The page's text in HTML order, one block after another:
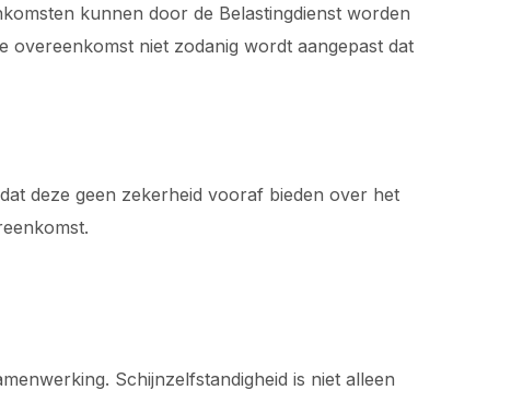
kunnen door de Belastingdienst worden
overeenkomst niet zodanig wordt aangepast dat
deze geen zekerheid vooraf bieden over het
Schijnzelfstandigheid is niet alleen